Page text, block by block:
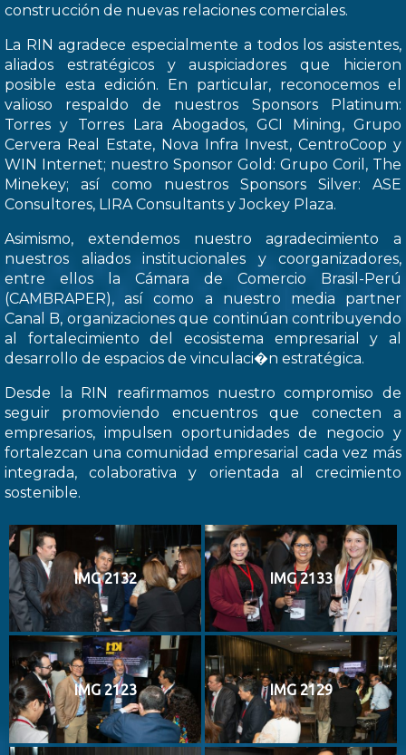
construcción de nuevas relaciones comerciales.
La RIN agradece especialmente a todos los asistentes,
aliados estratégicos y auspiciadores que hicieron
posible esta edición. En particular, reconocemos el
valioso respaldo de nuestros Sponsors Platinum:
Torres y Torres Lara Abogados, GCI Mining, Grupo
Cervera Real Estate, Nova Infra Invest, CentroCoop y
WIN Internet; nuestro Sponsor Gold: Grupo Coril, The
Minekey; así como nuestros Sponsors Silver: ASE
Consultores, LIRA Consultants y Jockey Plaza.
Asimismo, extendemos nuestro agradecimiento a
nuestros aliados institucionales y coorganizadores,
entre ellos la Cámara de Comercio Brasil-Perú
(CAMBRAPER), así como a nuestro media partner
Canal B, organizaciones que continúan contribuyendo
al fortalecimiento del ecosistema empresarial y al
desarrollo de espacios de vinculaci�n estratégica.
Desde la RIN reafirmamos nuestro compromiso de
seguir promoviendo encuentros que conecten a
empresarios, impulsen oportunidades de negocio y
fortalezcan una comunidad empresarial cada vez más
integrada, colaborativa y orientada al crecimiento
sostenible.
IMG 2132 IMG 2133
IMG 2123 IMG 2129